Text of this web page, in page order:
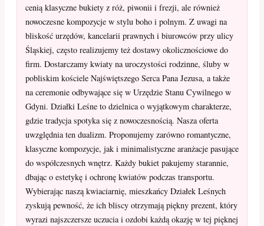
cenią klasyczne bukiety z róż, piwonii i frezji, ale również
nowoczesne kompozycje w stylu boho i polnym. Z uwagi na
bliskość urzędów, kancelarii prawnych i biurowców przy ulicy
Śląskiej, często realizujemy też dostawy okolicznościowe do
firm. Dostarczamy kwiaty na uroczystości rodzinne, śluby w
pobliskim kościele Najświętszego Serca Pana Jezusa, a także
na ceremonie odbywające się w Urzędzie Stanu Cywilnego w
Gdyni. Działki Leśne to dzielnica o wyjątkowym charakterze,
gdzie tradycja spotyka się z nowoczesnością. Nasza oferta
uwzględnia ten dualizm. Proponujemy zarówno romantyczne,
klasyczne kompozycje, jak i minimalistyczne aranżacje pasujące
do współczesnych wnętrz. Każdy bukiet pakujemy starannie,
dbając o estetykę i ochronę kwiatów podczas transportu.
Wybierając naszą kwiaciarnię, mieszkańcy Działek Leśnych
zyskują pewność, że ich bliscy otrzymają piękny prezent, który
wyrazi najszczersze uczucia i ozdobi każdą okazję w tej pięknej